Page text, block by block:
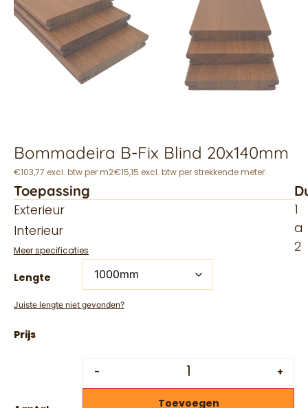
Bommadeira B-Fix Blind 20x140mm
€103,77 excl. btw per m2€15,15 excl. btw per strekkende meter
Toepassing
Exterieur
Interieur
Meer specificaties
1
a
2
Lengte
Juiste lengte niet gevonden?
- +
Toevoegen